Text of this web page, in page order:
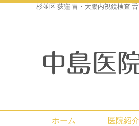
杉並区 荻窪 胃・大腸内視鏡検査
ホーム 医院紹介